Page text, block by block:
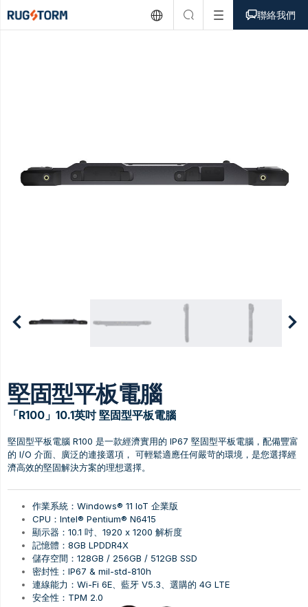
  聯絡我們
堅固型平板電腦
「R100」10.1英吋 堅固型平板電腦
堅固型平板電腦 R100 是一款經濟實用的 IP67 堅固型平板電腦，配備豐富
的 I/O 介面、廣泛的連接選項， 可輕鬆適應任何嚴苛的環境，是您選擇經
濟高效的堅固解決方案的理想選擇。
作業系統：Windows® 11 IoT 企業版
CPU：Intel® Pentium® N6415
顯示器：10.1 吋、1920 x 1200 解析度
記憶體：8GB LPDDR4X
儲存空間：128GB / 256GB / 512GB SSD
密封性：IP67 & mil-std-810h
連線能力：Wi-Fi 6E、藍牙 V5.3、選購的 4G LTE
安全性：TPM 2.0